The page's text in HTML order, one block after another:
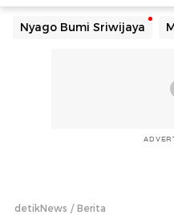
Nyago Bumi Sriwijaya
detikNews Berita